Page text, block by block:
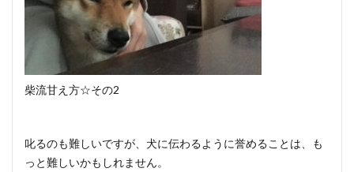
柴流甘え方☆その2
叱るのも難しいですが、犬に伝わるように誉めることは、も
っと難しいかもしれません。